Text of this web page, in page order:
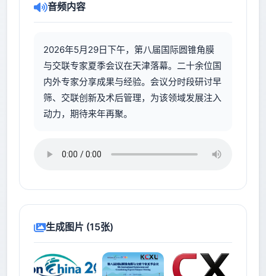
音频内容
2026年5月29日下午，第八届国际圆锥角膜
与交联专家夏季会议在天津落幕。二十余位国
内外专家分享成果与经验。会议分时段研讨早
筛、交联创新及术后管理，为该领域发展注入
动力，期待来年再聚。
生成图片 (15张)